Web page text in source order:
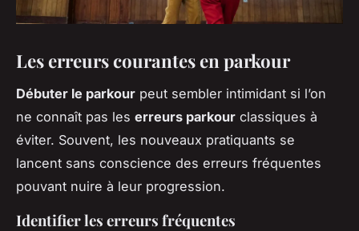
Les erreurs courantes en parkour
Débuter le parkour peut sembler intimidant si l’on
ne connaît pas les erreurs parkour classiques à
éviter. Souvent, les nouveaux pratiquants se
lancent sans conscience des erreurs fréquentes
pouvant nuire à leur progression.
Identifier les erreurs fréquentes